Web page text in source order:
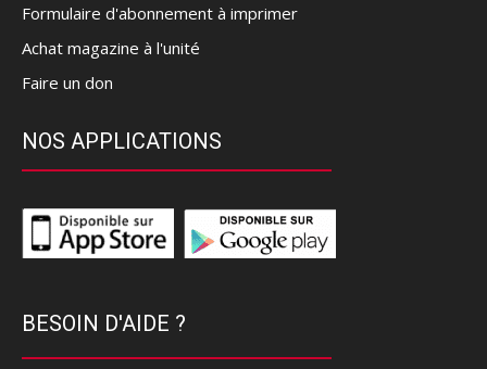
Formulaire d'abonnement à imprimer
Achat magazine à l'unité
Faire un don
NOS APPLICATIONS
BESOIN D'AIDE ?